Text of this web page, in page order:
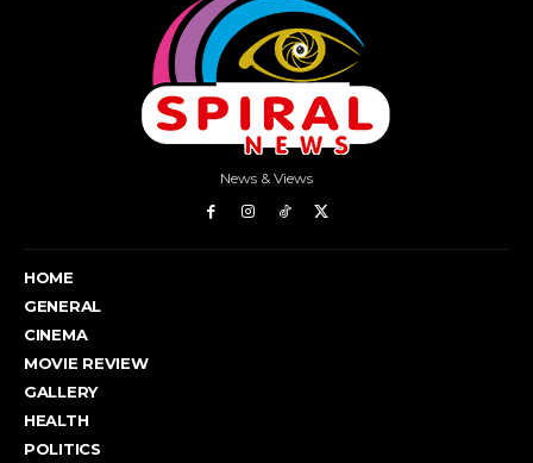
News & Views
HOME
GENERAL
CINEMA
MOVIE REVIEW
GALLERY
HEALTH
POLITICS